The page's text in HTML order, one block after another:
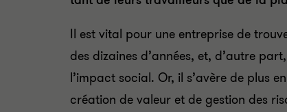
Il est vital pour une entreprise de
des dizaines d’années, et, d’autre
l’impact social. Or, il s’avère de plus
création de valeur et de gestion des